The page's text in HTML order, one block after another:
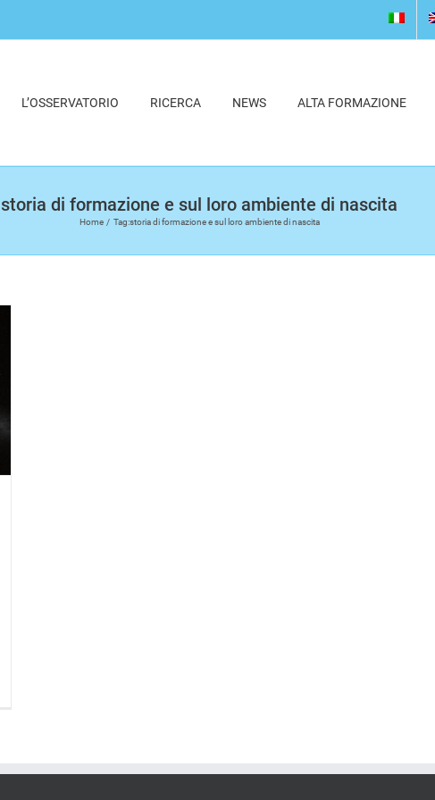
L’OSSERVATORIO RICERCA NEWS ALTA FORMAZIONE
storia di formazione e sul loro ambiente di nascita
Home Tag:storia di formazione e sul loro ambiente di nascita